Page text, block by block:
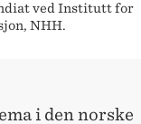
ved Institutt for
NHH.
i den norske